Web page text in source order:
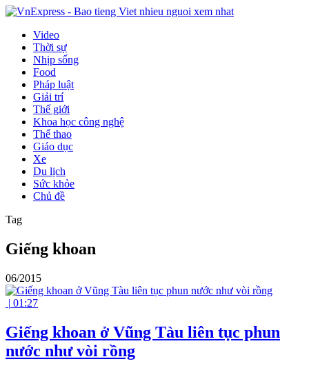
Video
Thời sự
Nhịp sống
Food
Pháp luật
Giải trí
Thế giới
Khoa học công nghệ
Thể thao
Giáo dục
Xe
Du lịch
Sức khỏe
Chủ đề
Tag
Giếng khoan
06/2015
| 01:27
Giếng khoan ở Vũng Tàu liên tục phun
nước như vòi rồng